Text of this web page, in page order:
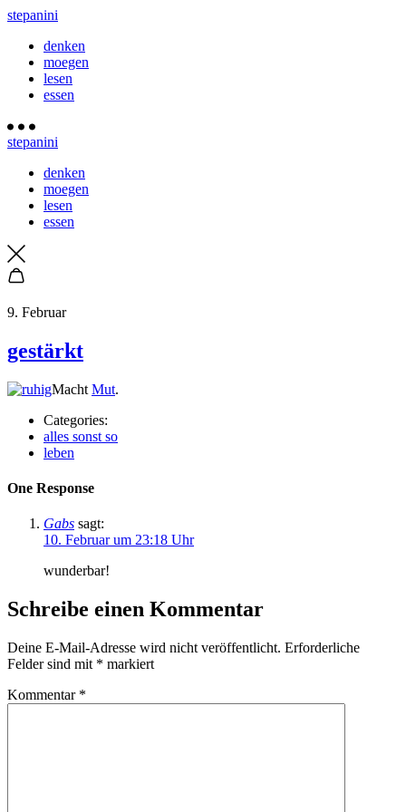
stepanini
denken
moegen
lesen
essen
stepanini
denken
moegen
lesen
essen
9. Februar
gestärkt
Macht Mut.
Categories:
alles sonst so
leben
One Response
Gabs sagt:
10. Februar um 23:18 Uhr
wunderbar!
Schreibe einen Kommentar
Deine E-Mail-Adresse wird nicht veröffentlicht. Erforderliche
Felder sind mit * markiert
Kommentar *